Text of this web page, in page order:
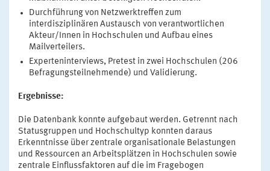
Durchführung von Netzwerktreffen zum
interdisziplinären Austausch von verantwortlichen
Akteur/Innen in Hochschulen und Aufbau eines
Mailverteilers.
Experteninterviews, Pretest in zwei Hochschulen (206
Befragungsteilnehmende) und Validierung.
Ergebnisse:
Die Datenbank konnte aufgebaut werden. Getrennt nach
Statusgruppen und Hochschultyp konnten daraus
Erkenntnisse über zentrale organisationale Belastungen
und Ressourcen an Arbeitsplätzen in Hochschulen sowie
zentrale Einflussfaktoren auf die im Fragebogen